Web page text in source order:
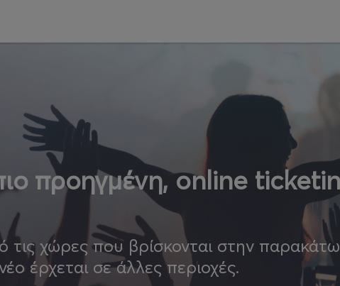
προηγμένη, online
τις χώρες που βρίσκονται στην παρακάτω
έρχεται σε άλλες περιοχές.